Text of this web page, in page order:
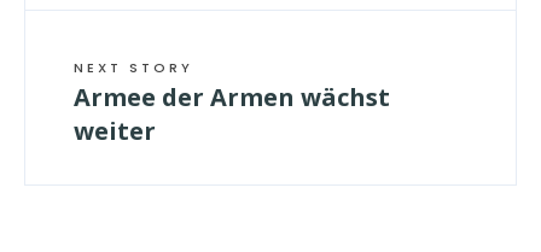
NEXT STORY
Armee der Armen wächst
weiter